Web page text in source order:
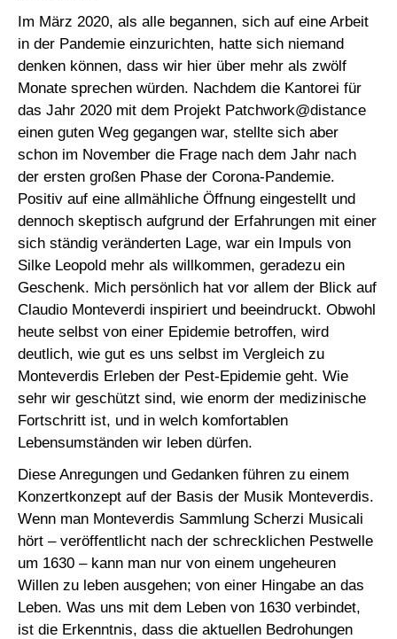
Im März 2020, als alle begannen, sich auf eine Arbeit
in der Pandemie einzurichten, hatte sich niemand
denken können, dass wir hier über mehr als zwölf
Monate sprechen würden. Nachdem die Kantorei für
das Jahr 2020 mit dem Projekt Patchwork@distance
einen guten Weg gegangen war, stellte sich aber
schon im November die Frage nach dem Jahr nach
der ersten großen Phase der Corona-Pandemie.
Positiv auf eine allmähliche Öffnung eingestellt und
dennoch skeptisch aufgrund der Erfahrungen mit einer
sich ständig veränderten Lage, war ein Impuls von
Silke Leopold mehr als willkommen, geradezu ein
Geschenk. Mich persönlich hat vor allem der Blick auf
Claudio Monteverdi inspiriert und beeindruckt. Obwohl
heute selbst von einer Epidemie betroffen, wird
deutlich, wie gut es uns selbst im Vergleich zu
Monteverdis Erleben der Pest-Epidemie geht. Wie
sehr wir geschützt sind, wie enorm der medizinische
Fortschritt ist, und in welch komfortablen
Lebensumständen wir leben dürfen.
Diese Anregungen und Gedanken führen zu einem
Konzertkonzept auf der Basis der Musik Monteverdis.
Wenn man Monteverdis Sammlung Scherzi Musicali
hört – veröffentlicht nach der schrecklichen Pestwelle
um 1630 – kann man nur von einem ungeheuren
Willen zu leben ausgehen; von einer Hingabe an das
Leben. Was uns mit dem Leben von 1630 verbindet,
ist die Erkenntnis, dass die aktuellen Bedrohungen